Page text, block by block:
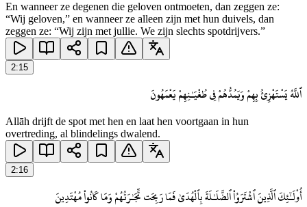
En wanneer ze degenen die geloven ontmoeten, dan zeggen ze:
“Wij geloven,” en wanneer ze alleen zijn met hun duivels, dan
zeggen ze: “Wij zijn met jullie. We zijn slechts spotdrijvers.”
2:15
ٱللَّهُ يَسْتَهْزِئُ بِهِمْ وَيَمُدُّهُمْ فِى طُغْيَـٰنِهِمْ يَعْمَهُونَ
Allāh drijft de spot met hen en laat hen voortgaan in hun
overtreding, al blindelings dwalend.
2:16
أُو۟لَـٰٓئِكَ ٱلَّذِينَ ٱشْتَرَوُا۟ ٱلضَّلَـٰلَةَ بِٱلْهُدَىٰ فَمَا رَبِحَت تِّجَـٰرَتُهُمْ وَمَا كَانُوا۟ مُهْتَدِينَ